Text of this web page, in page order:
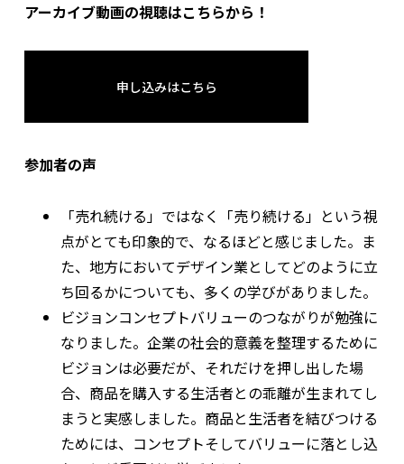
アーカイブ動画の視聴はこちらから！
申し込みはこちら
参加者の声
「売れ続ける」ではなく「売り続ける」という視
点がとても印象的で、なるほどと感じました。ま
た、地方においてデザイン業としてどのように立
ち回るかについても、多くの学びがありました。
ビジョンコンセプトバリューのつながりが勉強に
なりました。企業の社会的意義を整理するために
ビジョンは必要だが、それだけを押し出した場
合、商品を購入する生活者との乖離が生まれてし
まうと実感しました。商品と生活者を結びつける
ためには、コンセプトそしてバリューに落とし込